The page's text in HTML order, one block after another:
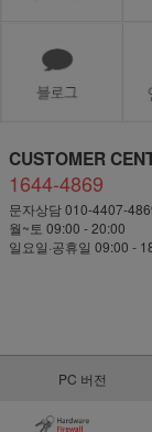
CUSTOMER
1644-4869
문자상담 010-4407-
월~토 09:00 - 20:00
일요일·공휴일 09:00 -
PC 버전